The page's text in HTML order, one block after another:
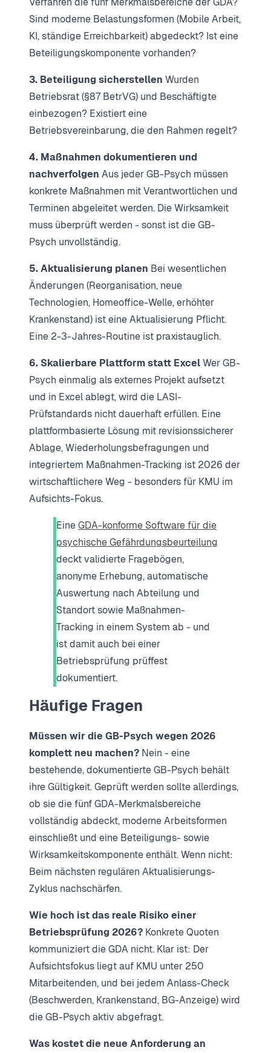
Sind moderne Belastungsformen (Mobile Arbeit,
KI, ständige Erreichbarkeit) abgedeckt? Ist eine
Beteiligungskomponente vorhanden?
3. Beteiligung sicherstellen Wurden
Betriebsrat (§87 BetrVG) und Beschäftigte
einbezogen? Existiert eine
Betriebsvereinbarung, die den Rahmen regelt?
4. Maßnahmen dokumentieren und
nachverfolgen Aus jeder GB-Psych müssen
konkrete Maßnahmen mit Verantwortlichen und
Terminen abgeleitet werden. Die Wirksamkeit
muss überprüft werden - sonst ist die GB-
Psych unvollständig.
5. Aktualisierung planen Bei wesentlichen
Änderungen (Reorganisation, neue
Technologien, Homeoffice-Welle, erhöhter
Krankenstand) ist eine Aktualisierung Pflicht.
Eine 2-3-Jahres-Routine ist praxistauglich.
6. Skalierbare Plattform statt ExcelWer GB-
Psych einmalig als externes Projekt aufsetzt
und in Excel ablegt, wird die LASI-
Prüfstandards nicht dauerhaft erfüllen. Eine
plattformbasierte Lösung mit revisionssicherer
Ablage, Wiederholungsbefragungen und
integriertem Maßnahmen-Tracking ist 2026 der
wirtschaftlichere Weg - besonders für KMU im
Aufsichts-Fokus.
EineGDA-konforme Software für die
psychische Gefährdungsbeurteilung
deckt validierte Fragebögen,
anonyme Erhebung, automatische
Auswertung nach Abteilung und
Standort sowie Maßnahmen-
Tracking in einem System ab - und
ist damit auch bei einer
Betriebsprüfung prüffest
dokumentiert.
Häufige Fragen
Müssen wir die GB-Psych wegen 2026
komplett neu machen? Nein - eine
bestehende, dokumentierte GB-Psych behält
ihre Gültigkeit. Geprüft werden sollte allerdings,
ob sie die fünf GDA-Merkmalsbereiche
vollständig abdeckt, moderne Arbeitsformen
einschließt und eine Beteiligungs- sowie
Wirksamkeitskomponente enthält. Wenn nicht:
Beim nächsten regulären Aktualisierungs-
Zyklus nachschärfen.
Wie hoch ist das reale Risiko einer
Betriebsprüfung 2026? Konkrete Quoten
kommuniziert die GDA nicht. Klar ist: Der
Aufsichtsfokus liegt auf KMU unter 250
Mitarbeitenden, und bei jedem Anlass-Check
(Beschwerden, Krankenstand, BG-Anzeige) wird
die GB-Psych aktiv abgefragt.
Was kostet die neue Anforderung an